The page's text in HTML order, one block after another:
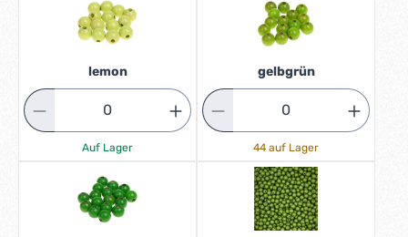
lemon
Auf Lager
gelbgrün
44 auf Lager